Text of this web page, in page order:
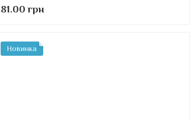
81.00 грн
Новинка